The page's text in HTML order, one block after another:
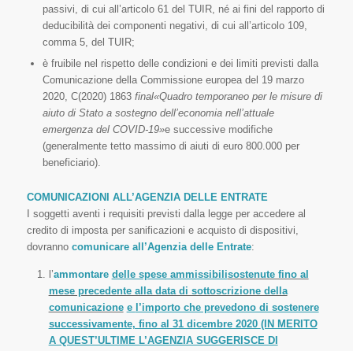
passivi, di cui all’articolo 61 del TUIR, né ai fini del rapporto di
deducibilità dei componenti negativi, di cui all’articolo 109,
comma 5, del TUIR;
è fruibile nel rispetto delle condizioni e dei limiti previsti dalla
Comunicazione della Commissione europea del 19 marzo
2020, C(2020) 1863 final«Quadro temporaneo per le misure di
aiuto di Stato a sostegno dell’economia nell’attuale
emergenza del COVID-19»e successive modifiche
(generalmente tetto massimo di aiuti di euro 800.000 per
beneficiario).
COMUNICAZIONI ALL’AGENZIA DELLE ENTRATE
I soggetti aventi i requisiti previsti dalla legge per accedere al
credito di imposta per sanificazioni e acquisto di dispositivi,
dovranno comunicare all’Agenzia delle Entrate:
l’ammontare delle spese ammissibilisostenute fino al
mese precedente alla data di sottoscrizione della
comunicazione e l’importo che prevedono di sostenere
successivamente, fino al 31 dicembre 2020 (IN MERITO
A QUEST’ULTIME L’AGENZIA SUGGERISCE DI